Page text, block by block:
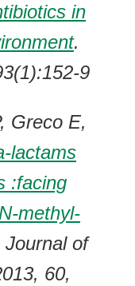
in
.
9
Greco E,
lactams
:facing
methyl-
Journal of
60,